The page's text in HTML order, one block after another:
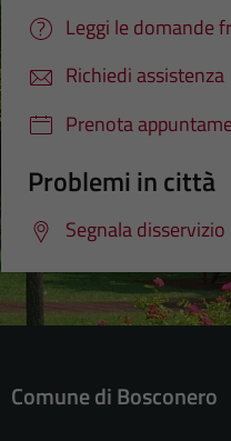
Leggi le domande
Richiedi assistenza
Prenota
Problemi in città
Segnala disservizio
Comune di Bosconero